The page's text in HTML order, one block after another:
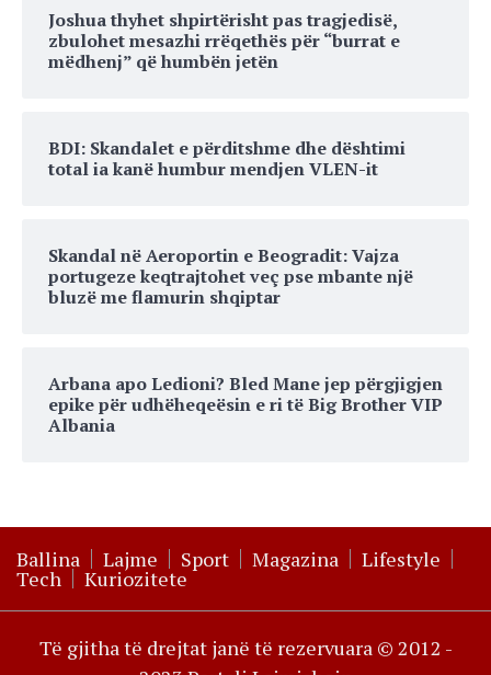
Joshua thyhet shpirtërisht pas tragjedisë,
zbulohet mesazhi rrëqethës për “burrat e
mëdhenj” që humbën jetën
BDI: Skandalet e përditshme dhe dështimi
total ia kanë humbur mendjen VLEN-it
Skandal në Aeroportin e Beogradit: Vajza
portugeze keqtrajtohet veç pse mbante një
bluzë me flamurin shqiptar
Arbana apo Ledioni? Bled Mane jep përgjigjen
epike për udhëheqeësin e ri të Big Brother VIP
Albania
Ballina Lajme Sport Magazina Lifestyle
Tech Kuriozitete
Të gjitha të drejtat janë të rezervuara © 2012 -